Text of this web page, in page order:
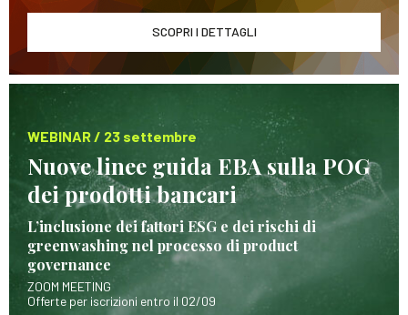
SCOPRI I DETTAGLI
WEBINAR / 23 settembre
Nuove linee guida EBA sulla POG
dei prodotti bancari
L’inclusione dei fattori ESG e dei rischi di
greenwashing nel processo di product
governance
ZOOM MEETING
Offerte per iscrizioni entro il 02/09